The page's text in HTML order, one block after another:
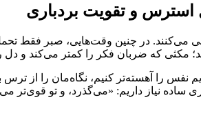
استرس و تقویت بردباری
می‌کنند. در چنین وقت‌هایی، صبر فقط
مکثی که ضربان فکر را کمتر می‌کند و دل
را آهسته‌تر کنیم، نگاه‌مان را از ترس
ساده نیاز داریم: «می‌گذرد، و تو